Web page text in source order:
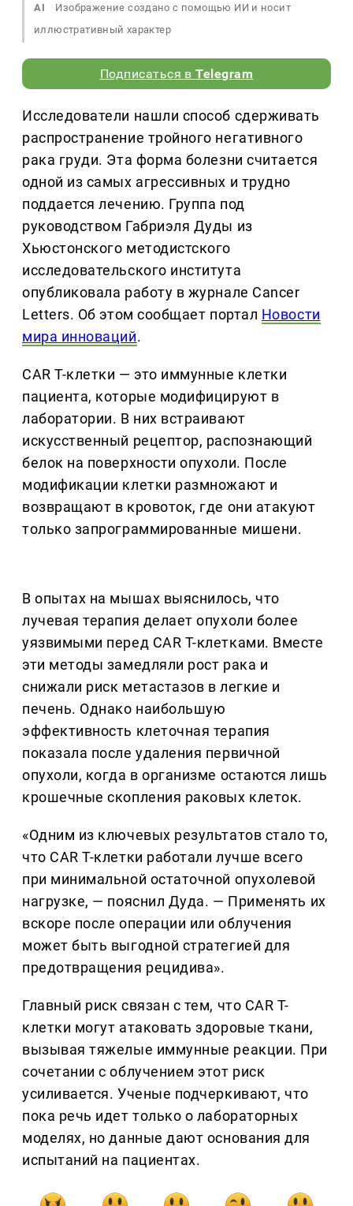
AI
Изображение создано с помощью ИИ и носит
иллюстративный характер
Подписаться вTelegram
Исследователи нашли способ сдерживать
распространение тройного негативного
рака груди. Эта форма болезни считается
одной из самых агрессивных и трудно
поддается лечению. Группа под
руководством Габриэля Дуды из
Хьюстонского методистского
исследовательского института
опубликовала работу в журнале Cancer
Letters. Об этом сообщает портал Новости
мира инноваций.
CAR T-клетки — это иммунные клетки
пациента, которые модифицируют в
лаборатории. В них встраивают
искусственный рецептор, распознающий
белок на поверхности опухоли. После
модификации клетки размножают и
возвращают в кровоток, где они атакуют
только запрограммированные мишени.
В опытах на мышах выяснилось, что
лучевая терапия делает опухоли более
уязвимыми перед CAR T-клетками. Вместе
эти методы замедляли рост рака и
снижали риск метастазов в легкие и
печень. Однако наибольшую
эффективность клеточная терапия
показала после удаления первичной
опухоли, когда в организме остаются лишь
крошечные скопления раковых клеток.
«Одним из ключевых результатов стало то,
что CAR T-клетки работали лучше всего
при минимальной остаточной опухолевой
нагрузке, — пояснил Дуда. — Применять их
вскоре после операции или облучения
может быть выгодной стратегией для
предотвращения рецидива».
Главный риск связан с тем, что CAR T-
клетки могут атаковать здоровые ткани,
вызывая тяжелые иммунные реакции. При
сочетании с облучением этот риск
усиливается. Ученые подчеркивают, что
пока речь идет только о лабораторных
моделях, но данные дают основания для
испытаний на пациентах.